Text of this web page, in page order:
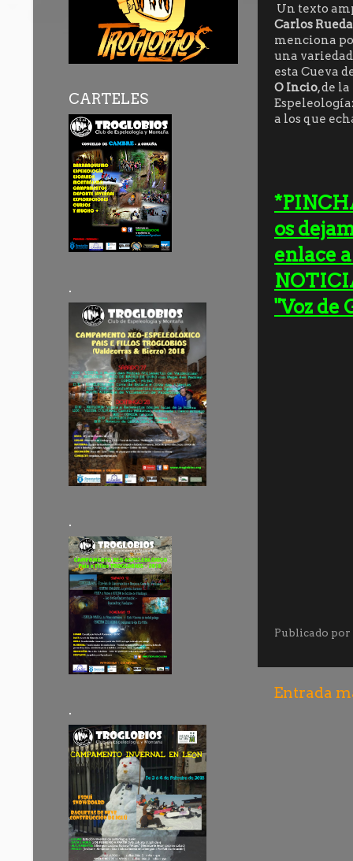
Un texto
Carlos Rueda
menciona
una
esta Cueva
O Incio, de
a los que
os
enlace
"Voz de
Publicado por
Entrada
CARTELES
.
.
.